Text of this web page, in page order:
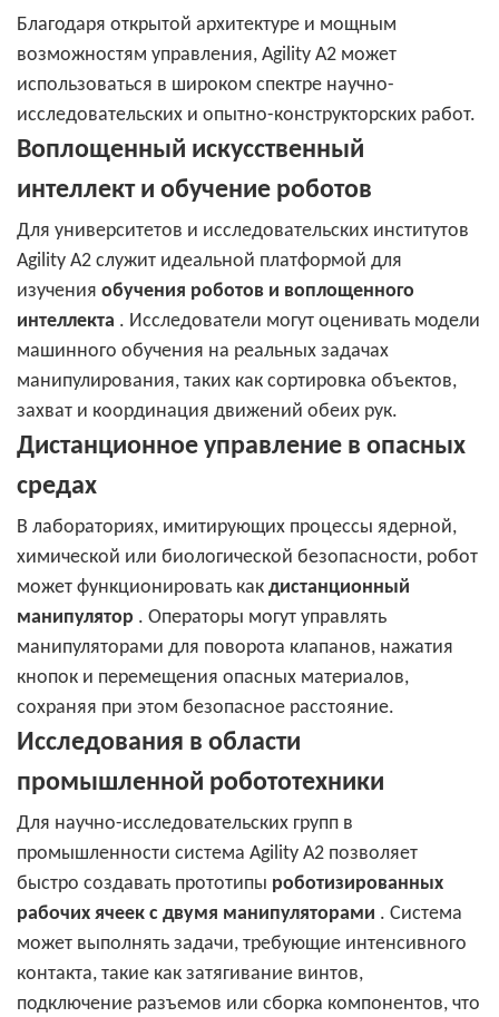
Благодаря открытой архитектуре и мощным
возможностям управления, Agility A2 может
использоваться в широком спектре научно-
исследовательских и опытно-конструкторских работ.
Воплощенный искусственный
интеллект и обучение роботов
Для университетов и исследовательских институтов
Agility A2 служит идеальной платформой для
изучения обучения роботов и воплощенного
интеллекта . Исследователи могут оценивать модели
машинного обучения на реальных задачах
манипулирования, таких как сортировка объектов,
захват и координация движений обеих рук.
Дистанционное управление в опасных
средах
В лабораториях, имитирующих процессы ядерной,
химической или биологической безопасности, робот
может функционировать как дистанционный
манипулятор . Операторы могут управлять
манипуляторами для поворота клапанов, нажатия
кнопок и перемещения опасных материалов,
сохраняя при этом безопасное расстояние.
Исследования в области
промышленной робототехники
Для научно-исследовательских групп в
промышленности система Agility A2 позволяет
быстро создавать прототипы роботизированных
рабочих ячеек с двумя манипуляторами . Система
может выполнять задачи, требующие интенсивного
контакта, такие как затягивание винтов,
подключение разъемов или сборка компонентов, что